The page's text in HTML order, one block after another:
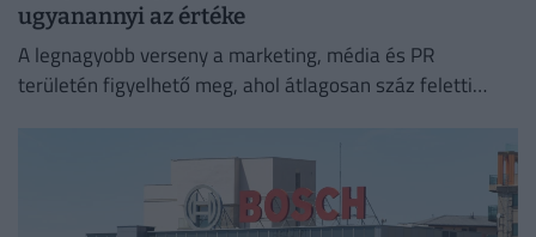
ugyanannyi az értéke
A legnagyobb verseny a marketing, média és PR
területén figyelhető meg, ahol átlagosan száz feletti